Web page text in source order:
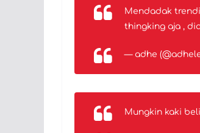
Mendadak
thingking aja ,
— adhe
Mungkin kaki